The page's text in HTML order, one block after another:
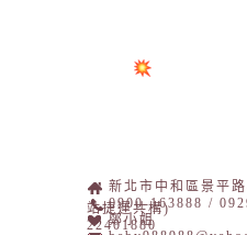
新北市中和區景平
站捷運共構)
0900-163888 /
22401880
鄭小姐